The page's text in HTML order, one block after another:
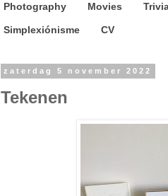
Photography Movies
Simplexiónisme CV
zaterdag 5 november 2022
Tekenen